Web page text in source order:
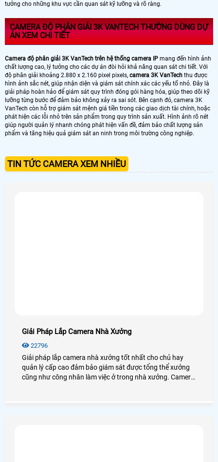
tưởng cho những khu vực cần quan sát kỹ lưỡng và rõ ràng.
CAMERA ĐỘ PHÂN GIẢI 3K VANTECH THƯỜNG DÙNG DỰ
ÁN XEM CHI TIẾT
Camera độ phân giải 3K VanTech trên hệ thống camera IP mang đến hình ảnh
chất lượng cao, lý tưởng cho các dự án đòi hỏi khả năng quan sát chi tiết. Với
độ phân giải khoảng 2.880 x 2.160 pixel pixels, camera 3K VanTech thu được
hình ảnh sắc nét, giúp nhận diện và giám sát chính xác các yếu tố nhỏ. Đây là
giải pháp hoàn hảo để giám sát quy trình đóng gói hàng hóa, giúp theo dõi kỹ
lưỡng từng bước để đảm bảo không xảy ra sai sót. Bên cạnh đó, camera 3K
VanTech còn hỗ trợ giám sát mệnh giá tiền trong các giao dịch tài chính, hoặc
phát hiện các lỗi nhỏ trên sản phẩm trong quy trình sản xuất. Hình ảnh rõ nét
giúp người quản lý nhanh chóng phát hiện vấn đề, đảm bảo chất lượng sản
phẩm và tăng hiệu quả giám sát an ninh trong môi trường công nghiệp.
TIN TỨC CAMERA XEM NHIỀU
Giải Pháp Lắp Camera Nhà Xưởng
22796
Giải pháp lắp camera nhà xưởng tốt nhất cho chủ hay
quản lý cấp cao đảm bảo giám sát được tổng thể xưởng
cũng như công nhân làm việc ở trong nhà xưởng. Camera